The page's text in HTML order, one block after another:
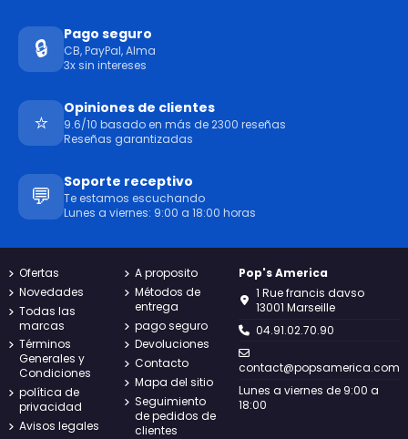
🔒
Pago seguro
CB, PayPal, Alma
3x sin intereses
⭐
Opiniones de clientes
9.6/10 basado en más de 2300 reseñas
Reseñas garantizadas
💬
Soporte receptivo
Te estamos escuchando
Lunes a viernes: 9:00 a 18:00 horas
Ofertas
Novedades
Todas las
marcas
Términos
Generales y
Condiciones
política de
privacidad
Avisos legales
A proposito
Métodos de
entrega
pago seguro
Devoluciones
Contacto
Mapa del sitio
Seguimiento
de pedidos de
clientes
Pop's America
1 Rue francis davso
13001 Marseille
04.91.02.70.90
contact@popsamerica.com
Lunes a viernes de 9:00 a
18:00